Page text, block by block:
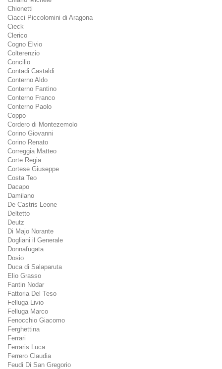
Chionetti
Ciacci Piccolomini di Aragona
Cieck
Clerico
Cogno Elvio
Colterenzio
Concilio
Contadi Castaldi
Conterno Aldo
Conterno Fantino
Conterno Franco
Conterno Paolo
Coppo
Cordero di Montezemolo
Corino Giovanni
Corino Renato
Correggia Matteo
Corte Regia
Cortese Giuseppe
Costa Teo
Dacapo
Damilano
De Castris Leone
Deltetto
Deutz
Di Majo Norante
Dogliani il Generale
Donnafugata
Dosio
Duca di Salaparuta
Elio Grasso
Fantin Nodar
Fattoria Del Teso
Felluga Livio
Felluga Marco
Fenocchio Giacomo
Ferghettina
Ferrari
Ferraris Luca
Ferrero Claudia
Feudi Di San Gregorio